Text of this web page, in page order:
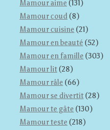
Mamour aime (131)
Mamour coud (8)
Mamour cuisine (21)
Mamour en beauté (52)
Mamour en famille (303)
Mamour lit (28)
Mamour râle (66)
Mamour se divertit (28)
Mamour te gâte (130)
Mamour teste (218)